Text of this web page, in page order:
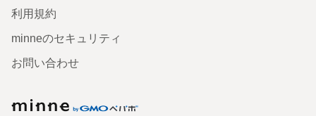
利用規約
minneのセキュリティ
お問い合わせ